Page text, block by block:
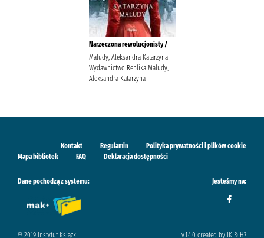
Narzeczona rewolucjonisty /
Maludy, Aleksandra Katarzyna
Wydawnictwo Replika Maludy,
Aleksandra Katarzyna
Kontakt Regulamin
Polityka prywatności i plików cookie
Mapa bibliotek
FAQ Deklaracja dostępności
Dane pochodzą z systemu: Jesteśmy na:
© 2019 Instytut Książki v.1.4.0 created by IK & H7